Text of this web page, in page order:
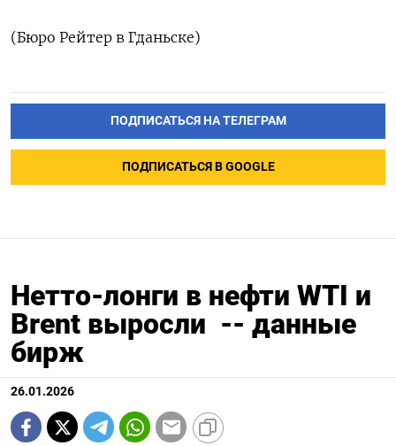
(Бюро Рейтер в Гданьске)
ПОДПИСАТЬСЯ НА ТЕЛЕГРАМ
ПОДПИСАТЬСЯ В GOOGLE
Нетто-лонги в нефти WTI и
Brent выросли -- данные
бирж
26.01.2026